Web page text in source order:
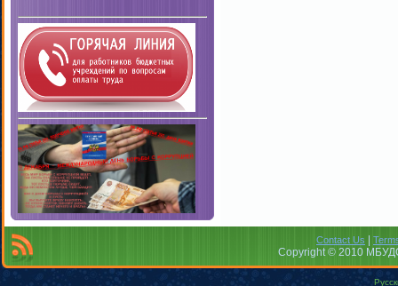
Contact Us
Copyright © 2010